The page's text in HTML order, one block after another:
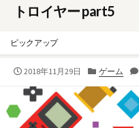
トロイヤー part5
ピックアップ
公
日
2018年11月29日
カ
ゴ
ー
ゲーム